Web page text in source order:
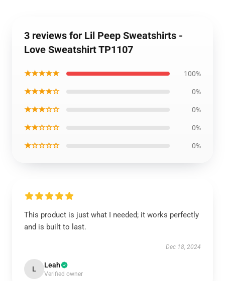
3 reviews for Lil Peep Sweatshirts -
Love Sweatshirt TP1107
★★★★★ 100%
★★★★☆ 0%
★★★☆☆ 0%
★★☆☆☆ 0%
★☆☆☆☆ 0%
This product is just what I needed; it works perfectly
and is built to last.
Dec 18, 2024
L Leah
Verified owner